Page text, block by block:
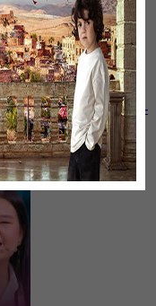
кетті | «Қыздар-